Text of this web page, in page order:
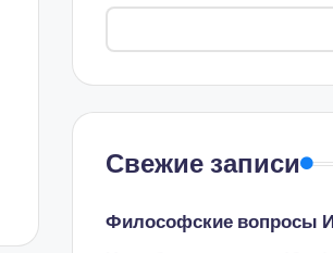
Свежие записи
Философские вопросы